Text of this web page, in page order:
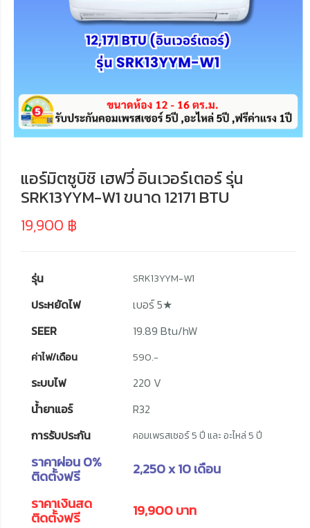
แอร์มิตซูบิชิ เฮฟวี่ อินเวอร์เตอร์ รุ่น
SRK13YYM-W1 ขนาด 12171 BTU
19,900 ฿
รุ่น SRK13YYM-W1
ประหยัดไฟ
เบอร์ 5★
SEER
19.89 Btu/hW
ค่าไฟ/เดือน 590.-
ระบบไฟ
220 V
น้ำยาแอร์
R32
การรับประกัน
คอมเพรสเซอร์ 5 ปี และ อะไหล่ 5 ปี
ราคาผ่อน 0%
ติดตั้งฟรี
2,250 x 10 เดือน
ราคาเงินสด
ติดตั้งฟรี 19,900 บาท